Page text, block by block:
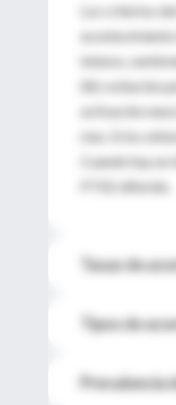
Los criterios
intenso,
(B); evitación
activación
mes. Si los
Cuando hay
PTSD diferido.
Tasas de
Tipos de
Prevalencia